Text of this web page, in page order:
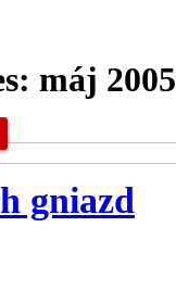
máj 2005
gniazd